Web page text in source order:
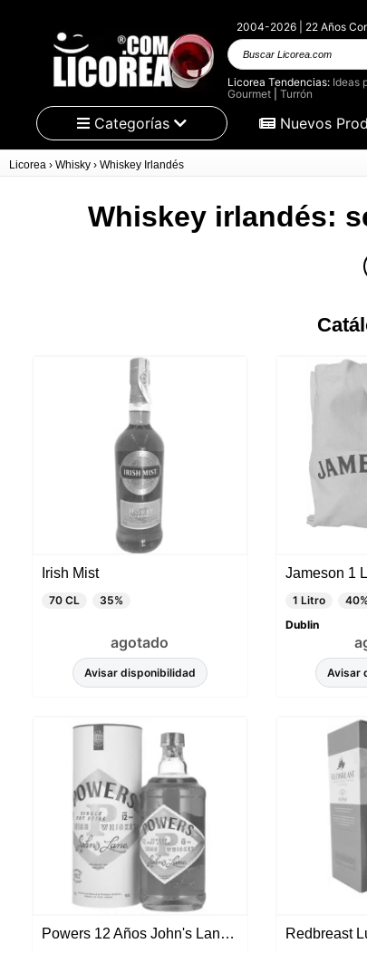
2004-2026 | 22 Años
Buscar
Licorea.com
Licorea Tendencias: Ideas
Gourmet| Turrón
Categorías Nuevos
Licorea › Whisky › Whiskey Irlandés
Whiskey irlandés:
Irish Mist
70 CL 35%
agotado
Avisar disponibilidad
Jameson 1
1 Litro
40%
Dublin
Avisar
Powers 12 Años John's Lane Single Pot Still